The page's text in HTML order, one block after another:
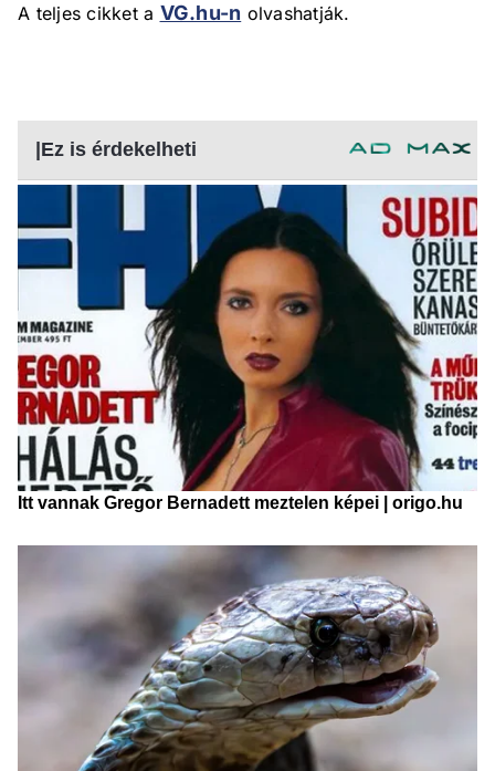
A teljes cikket a VG.hu-n olvashatják.